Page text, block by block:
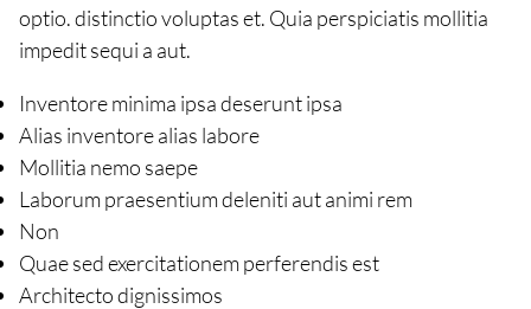
optio. distinctio voluptas et. Quia perspiciatis mollitia
impedit sequi a aut.
Inventore minima ipsa deserunt ipsa
Alias inventore alias labore
Mollitia nemo saepe
Laborum praesentium deleniti aut animi rem
Non
Quae sed exercitationem perferendis est
Architecto dignissimos